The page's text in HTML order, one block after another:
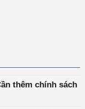
thêm chính sách